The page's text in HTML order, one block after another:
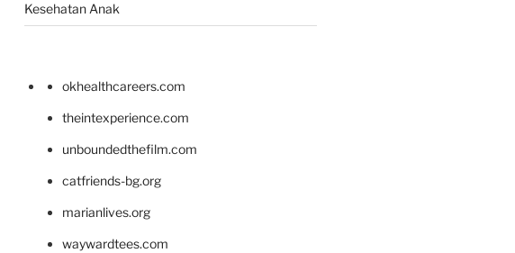
Kesehatan Anak
okhealthcareers.com
theintexperience.com
unboundedthefilm.com
catfriends-bg.org
marianlives.org
waywardtees.com